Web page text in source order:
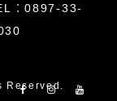
：0897-33-
FacebookInstagram